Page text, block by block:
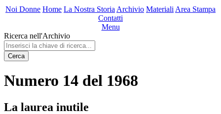
Noi Donne Home La Nostra Storia Archivio Materiali Area Stampa
Contatti
Menu
Ricerca nell'Archivio
Cerca
Numero 14 del 1968
La laurea inutile